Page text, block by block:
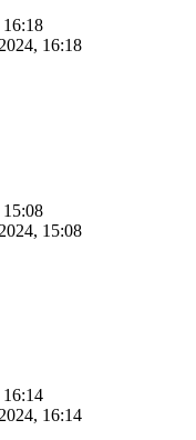
16:18
15:08
16:14